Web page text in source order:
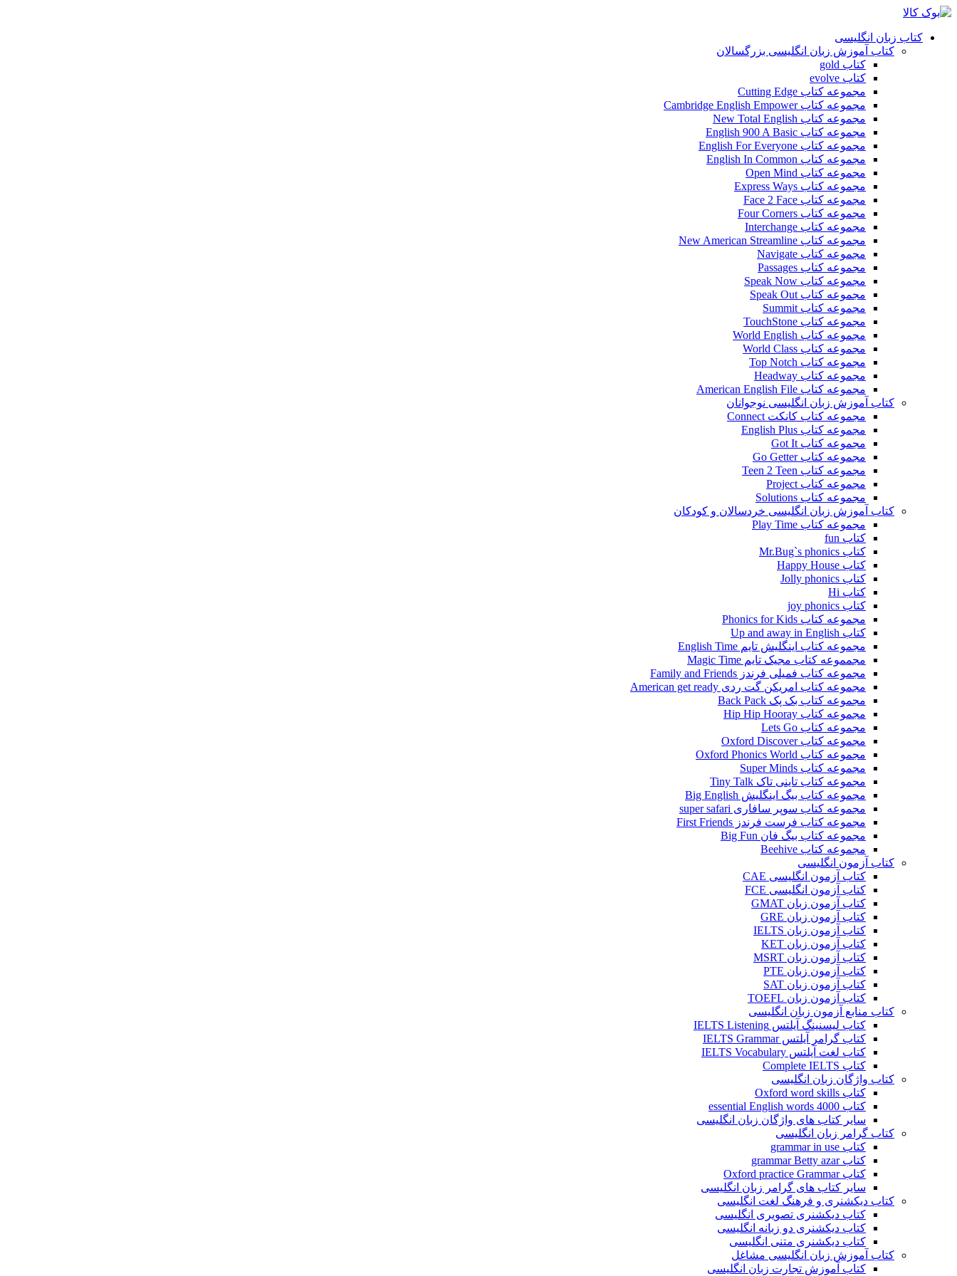
کتاب زبان انگلیسی
کتاب آموزش زبان انگلیسی بزرگسالان
کتاب gold
کتاب evolve
مجموعه کتاب Cutting Edge
مجموعه کتاب Cambridge English Empower
مجموعه کتاب New Total English
مجموعه کتاب English 900 A Basic
مجموعه کتاب English For Everyone
مجموعه کتاب English In Common
مجموعه کتاب Open Mind
مجموعه کتاب Express Ways
مجموعه کتاب Face 2 Face
مجموعه کتاب Four Corners
مجموعه کتاب Interchange
مجموعه کتاب New American Streamline
مجموعه کتاب Navigate
مجموعه کتاب Passages
مجموعه کتاب Speak Now
مجموعه کتاب Speak Out
مجموعه کتاب Summit
مجموعه کتاب TouchStone
مجموعه کتاب World English
مجموعه کتاب World Class
مجموعه کتاب Top Notch
مجموعه کتاب Headway
مجموعه کتاب American English File
کتاب آموزش زبان انگلیسی نوجوانان
مجموعه کتاب کانکت Connect
مجموعه کتاب English Plus
مجموعه کتاب Got It
مجموعه کتاب Go Getter
مجموعه کتاب Teen 2 Teen
مجموعه کتاب Project
مجموعه کتاب Solutions
کتاب آموزش زبان انگلیسی خردسالان و کودکان
مجموعه کتاب Play Time
کتاب fun
کتاب Mr.Bug`s phonics
کتاب Happy House
کتاب Jolly phonics
کتاب Hi
کتاب joy phonics
مجموعه کتاب Phonics for Kids
کتاب Up and away in English
مجموعه کتاب اینگلیش تایم English Time
مجمموعه کتاب مجیک تایم Magic Time
مجموعه کتاب فمیلی فرندز Family and Friends
مجموعه کتاب امریکن گت ردی American get ready
مجموعه کتاب بک پک Back Pack
مجموعه کتاب Hip Hip Hooray
مجموعه کتاب Lets Go
مجموعه کتاب Oxford Discover
مجموعه کتاب Oxford Phonics World
مجموعه کتاب Super Minds
مجموعه کتاب تاینی تاک Tiny Talk
مجموعه کتاب بیگ اینگلیش Big English
مجموعه کتاب سوپر سافاری super safari
مجموعه کتاب فرست فرندز First Friends
مجموعه کتاب بیگ فان Big Fun
مجموعه کتاب Beehive
کتاب آزمون انگلیسی
کتاب آزمون انگلیسی CAE
کتاب آزمون انگلیسی FCE
کتاب آزمون زبان GMAT
کتاب آزمون زبان GRE
کتاب آزمون زبان IELTS
کتاب آزمون زبان KET
کتاب آزمون زبان MSRT
کتاب آزمون زبان PTE
کتاب آزمون زبان SAT
کتاب آزمون زبان TOEFL
کتاب منابع آزمون زبان انگلیسی
کتاب لیسنینگ آیلتس IELTS Listening
کتاب گرامر آیلتس IELTS Grammar
کتاب لغت آیلتس IELTS Vocabulary
کتاب Complete IELTS
کتاب واژگان زبان انگلیسی
کتاب Oxford word skills
کتاب essential English words 4000
سایر کتاب های واژگان زبان انگلیسی
کتاب گرامر زبان انگلیسی
کتاب grammar in use
کتاب grammar Betty azar
کتاب Oxford practice Grammar
سایر کتاب های گرامر زبان انگلیسی
کتاب دیکشنری و فرهنگ لغت انگلیسی
کتاب دیکشنری تصویری انگلیسی
کتاب دیکشنری دو زبانه انگلیسی
کتاب دیکشنری متنی انگلیسی
کتاب آموزش زبان انگلیسی مشاغل
کتاب آموزش تجارت زبان انگلیسی